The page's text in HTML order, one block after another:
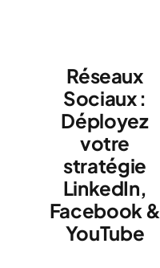
Réseaux
Sociaux :
Déployez
votre
stratégie
LinkedIn,
Facebook &
YouTube